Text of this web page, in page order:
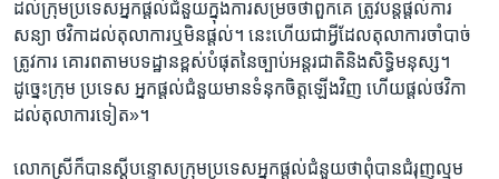
​ដល់​ក្រុម​ប្រទេស​អ្នកផ្តល់​ជំនួយ​ក្នុង​ការ​សម្រច​ថា​ពួកគេ​ ត្រូវ​បន្ត​ផ្តល់​ការ​
សន្យា ​ថវិកា​ដល់​តុលាការ​ឬ​មិន​ផ្តល់។​ នេះ​ហើយ​ជាអ្វីដែល​តុលាការ​ចាំបាច់​
ត្រូវការ ​គោរព​តាម​បទដ្ឋាន​ខ្ពស់​បំផុត​នៃ​ច្បាប់​អន្តរជាតិ​និង​សិទ្ធិមនុស្ស។​
ដូច្នេះ​ក្រុម ​ប្រទេស​ អ្នកផ្តល់​ជំនួយ​មាន​ទំនុក​ចិត្ត​ឡើង​វិញ​ ហើយ​ផ្តល់​ថវិកា​
ដល់​តុលាការ​ទៀត»។
លោកស្រី​ក៏​បាន​ស្តីបន្ទោស​ក្រុម​ប្រទេស​អ្នកផ្តល់​ជំនួយ​ថា​ពុំបាន​ជំរុញ​ល្មម​